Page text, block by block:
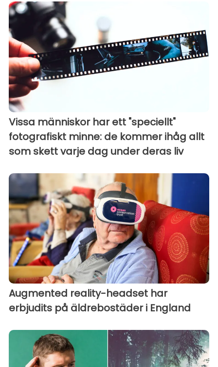
Vissa människor har ett "speciellt"
fotografiskt minne: de kommer ihåg allt
som skett varje dag under deras liv
Augmented reality-headset har
erbjudits på äldrebostäder i England